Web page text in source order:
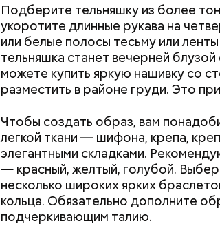
Подберите тельняшку из более
укоротите длинные рукава на
или белые полосы тесьму или
тельняшка станет вечерней
можете купить яркую нашивку со
разместить в районе груди. Это
Чтобы создать образ, вам
легкой ткани — шифона, крепа,
элегантными складками.
— красный, желтый, голубой.
несколько широких ярких
кольца. Обязательно дополните
подчеркивающим талию.
Понадобятся: